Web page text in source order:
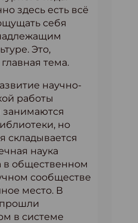
здесь есть всё
себя
Это,
тема.
научно-
работы
занимаются
но
складывается
наука
в общественном
сообществе
место. В
в системе